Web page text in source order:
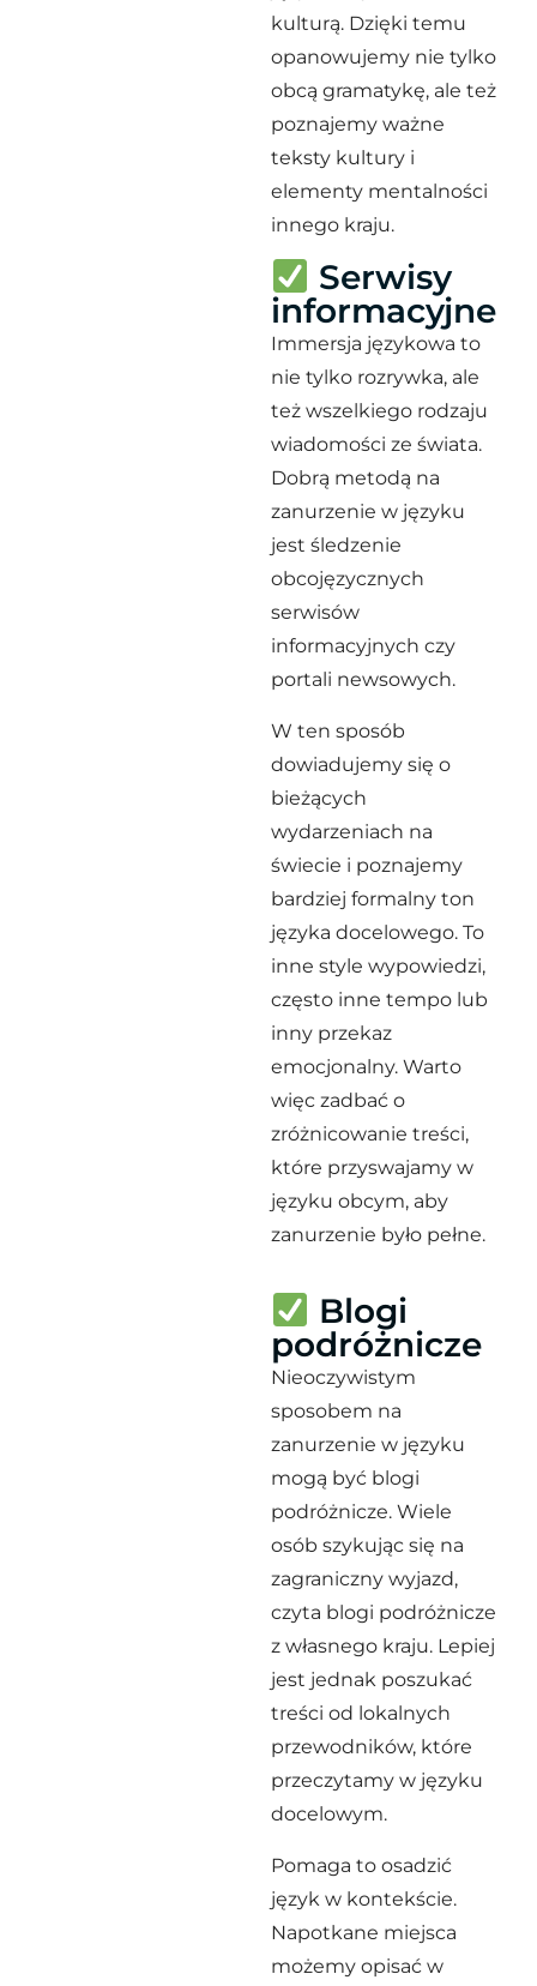
kulturą. Dzięki temu
opanowujemy nie tylko
obcą gramatykę, ale też
poznajemy ważne
teksty kultury i
elementy mentalności
innego kraju.
Serwisy
informacyjne
Immersja językowa to
nie tylko rozrywka, ale
też wszelkiego rodzaju
wiadomości ze świata.
Dobrą metodą na
zanurzenie w języku
jest śledzenie
obcojęzycznych
serwisów
informacyjnych czy
portali newsowych.
W ten sposób
dowiadujemy się o
bieżących
wydarzeniach na
świecie i poznajemy
bardziej formalny ton
języka docelowego. To
inne style wypowiedzi,
często inne tempo lub
inny przekaz
emocjonalny. Warto
więc zadbać o
zróżnicowanie treści,
które przyswajamy w
języku obcym, aby
zanurzenie było pełne.
Blogi
podróżnicze
Nieoczywistym
sposobem na
zanurzenie w języku
mogą być blogi
podróżnicze. Wiele
osób szykując się na
zagraniczny wyjazd,
czyta blogi podróżnicze
z własnego kraju. Lepiej
jest jednak poszukać
treści od lokalnych
przewodników, które
przeczytamy w języku
docelowym.
Pomaga to osadzić
język w kontekście.
Napotkane miejsca
możemy opisać w